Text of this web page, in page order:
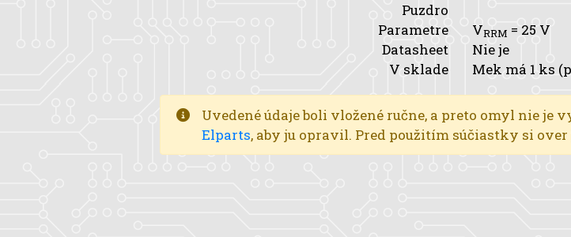
Puzdro
Parametre
VRRM = 25 V
Datasheet
Nie je
V sklade
Mek má 1 ks
Uvedené údaje boli vložené ručne, a preto omyl nie je
Elparts, aby ju opravil. Pred použitím súčiastky si